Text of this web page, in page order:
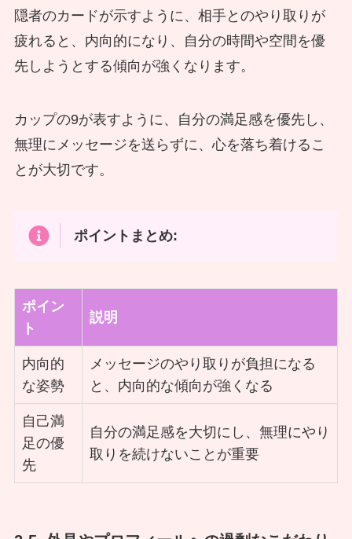
隠者のカードが示すように、相手とのやり取りが
疲れると、内向的になり、自分の時間や空間を優
先しようとする傾向が強くなります。
カップの9が表すように、自分の満足感を優先し、
無理にメッセージを送らずに、心を落ち着けるこ
とが大切です。
ポイントまとめ:
ポイン
ト
説明
内向的
な姿勢
メッセージのやり取りが負担になる
と、内向的な傾向が強くなる
自己満
足の優
先
自分の満足感を大切にし、無理にやり
取りを続けないことが重要